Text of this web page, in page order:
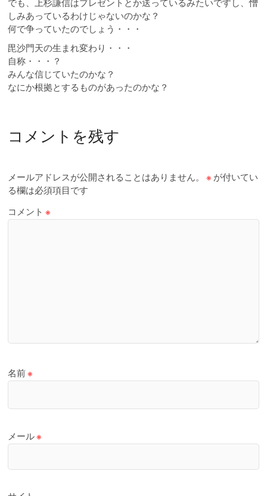
でも、上杉謙信はプレゼントとか送っているみたいですし、憎
しみあっているわけじゃないのかな？
何で争っていたのでしょう・・・
毘沙門天の生まれ変わり・・・
自称・・・？
みんな信じていたのかな？
なにか根拠とするものがあったのかな？
コメントを残す
メールアドレスが公開されることはありません。 ※ が付いてい
る欄は必須項目です
コメント※
名前※
メール※